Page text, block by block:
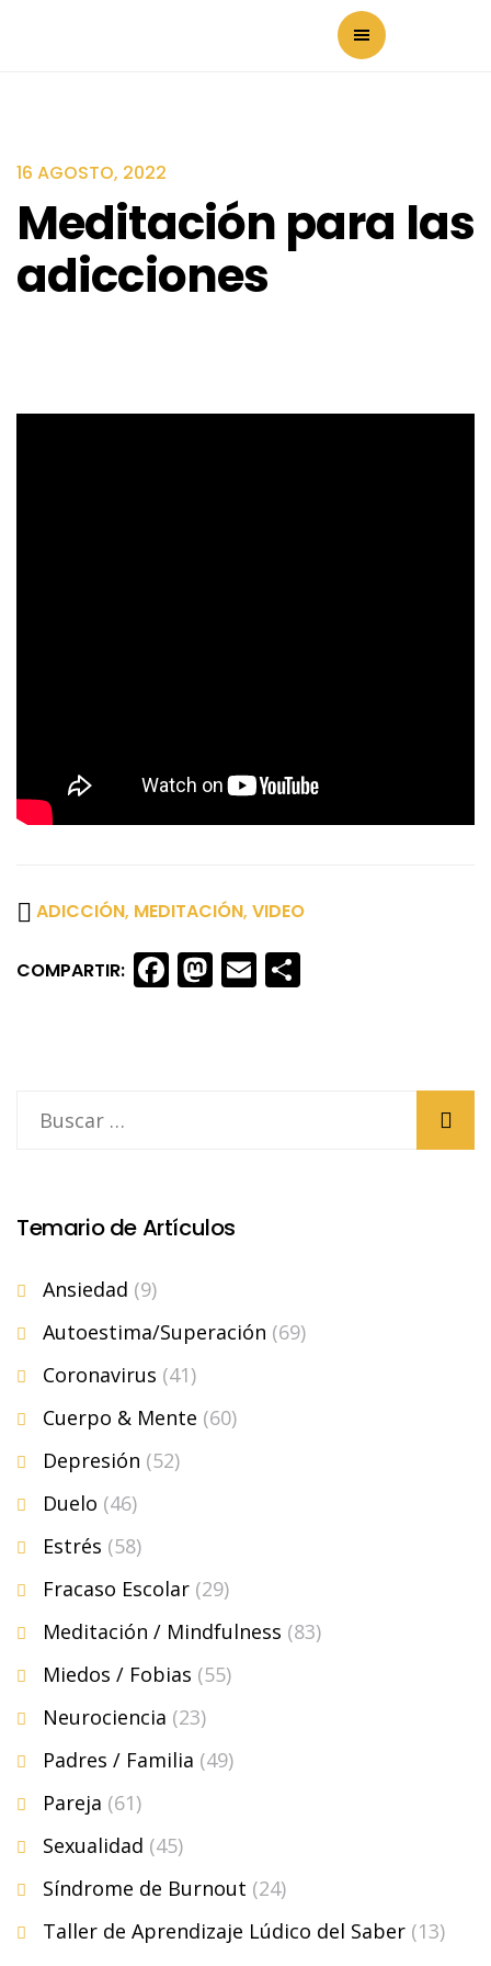
16 AGOSTO, 2022
Meditación para las
adicciones
ADICCIÓN, MEDITACIÓN, VIDEO
COMPARTIR: Facebook
Mastodon
Email
Temario de Artículos
Ansiedad (9)
Autoestima/Superación (69)
Coronavirus (41)
Cuerpo & Mente (60)
Depresión (52)
Duelo (46)
Estrés (58)
Fracaso Escolar (29)
Meditación / Mindfulness (83)
Miedos / Fobias (55)
Neurociencia (23)
Padres / Familia (49)
Pareja (61)
Sexualidad (45)
Síndrome de Burnout (24)
Taller de Aprendizaje Lúdico del Saber (13)